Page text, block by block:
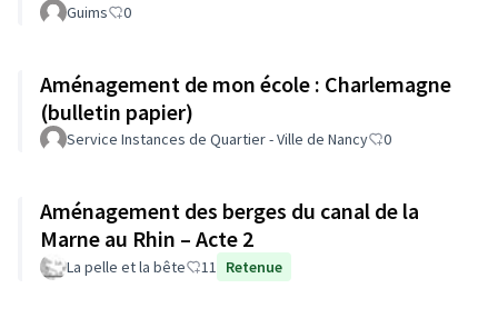
Guims 0
Aménagement de mon école : Charlemagne
(bulletin papier)
Service Instances de Quartier - Ville de Nancy 0
Aménagement des berges du canal de la
Marne au Rhin – Acte 2
La pelle et la bête 11 Retenue